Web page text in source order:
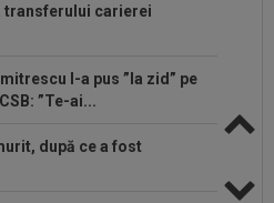
transferului carierei
l-a pus ”la zid” pe
”Te-ai...
după ce a fost